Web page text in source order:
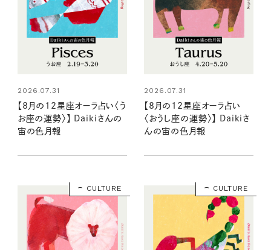
2026.07.31
【8月の12星座オーラ占い〈う
お座の運勢〉】 Daikiさんの
宙の色月報
2026.07.31
【8月の12星座オーラ占い
〈おうし座の運勢〉】 Daikiさ
んの宙の色月報
CULTURE CULTURE